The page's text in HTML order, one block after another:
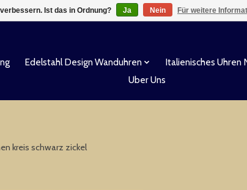
Edelstahl Design Wanduhren Italienisches Uhren
Uber Uns
kreis schwarz zickel
Ist das in Ordnung? Ja Nein Für weitere